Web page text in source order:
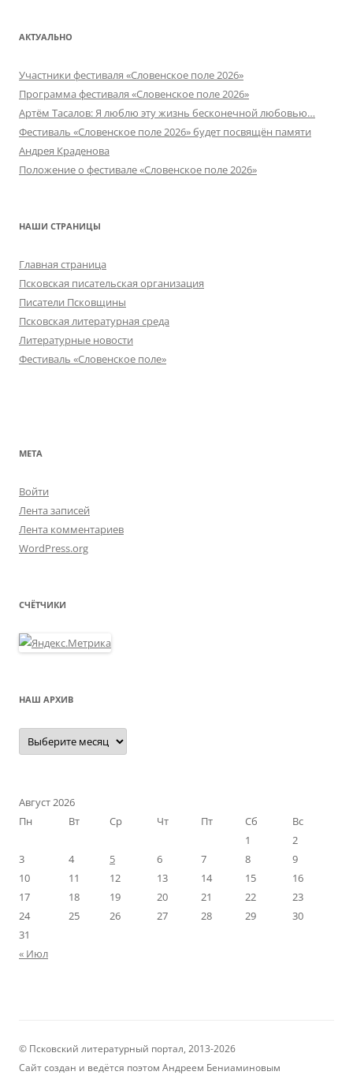
АКТУАЛЬНО
Участники фестиваля «Словенское поле 2026»
Программа фестиваля «Словенское поле 2026»
Артём Тасалов: Я люблю эту жизнь бесконечной любовью…
Фестиваль «Словенское поле 2026» будет посвящён памяти
Андрея Краденова
Положение о фестивале «Словенское поле 2026»
НАШИ СТРАНИЦЫ
Главная страница
Псковская писательская организация
Писатели Псковщины
Псковская литературная среда
Литературные новости
Фестиваль «Словенское поле»
МЕТА
Войти
Лента записей
Лента комментариев
WordPress.org
СЧЁТЧИКИ
НАШ АРХИВ
Наш
архив
Август 2026
Пн
Вт Ср Чт Пт Сб
Вс
1
2
3
4 5 6 7 8
9
10
11 12 13 14 15
16
17
18 19 20 21 22
23
24
25 26 27 28 29
30
31
« Июл
© Псковский литературный портал, 2013-2026
Сайт создан и ведётся поэтом Андреем Бениаминовым